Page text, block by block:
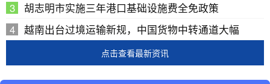
胡志明市实施三年港口基础设施费全免政策
越南出台过境运输新规，中国货物中转通道大幅
点击查看最新资讯